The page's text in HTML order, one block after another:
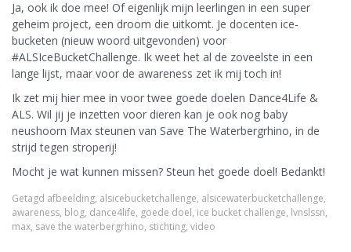
Ja, ook ik doe mee! Of eigenlijk mijn leerlingen in een super
geheim project, een droom die uitkomt. Je docenten ice-
bucketen (nieuw woord uitgevonden) voor
#ALSIceBucketChallenge. Ik weet het al de zoveelste in een
lange lijst, maar voor de awareness zet ik mij toch in!
Ik zet mij hier mee in voor twee goede doelen Dance4Life &
ALS. Wil jij je inzetten voor dieren kan je ook nog baby
neushoorn Max steunen van Save The Waterbergrhino, in de
strijd tegen stroperij!
Mocht je wat kunnen missen? Steun het goede doel! Bedankt!
Getagd afbeelding, alsicebucketchallenge, alsicewaterbucketchallenge,
awareness, blog, dance4life, goede doel, ice bucket challenge, lvnslssn,
max, save the waterbergrhino, stichting, video